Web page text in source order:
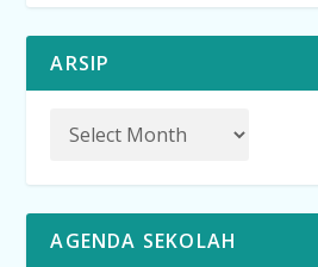
ARSIP
AGENDA SEKOLAH